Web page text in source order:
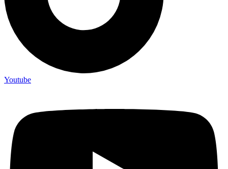
Youtube